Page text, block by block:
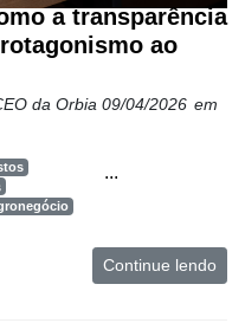
a transparência
ao
da Orbia 09/04/2026 em
...
Continue lendo